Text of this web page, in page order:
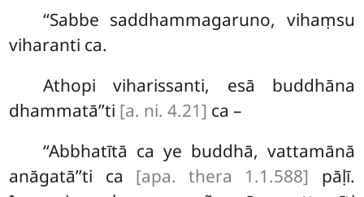
‘‘Sabbe saddhammagaruno, vihaṃsu
viharanti ca.
Athopi viharissanti, esā buddhāna
dhammatā’’ti [a. ni. 4.21] ca –
‘‘Abbhatītā ca ye buddhā, vattamānā
anāgatā’’ti ca [apa. thera 1.1.588] pāḷī.